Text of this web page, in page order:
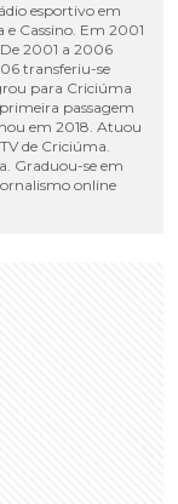
esportivo em
Cassino. Em 2001
2001 a 2006
transferiu-se
para Criciúma
passagem
em 2018. Atuou
de Criciúma.
Graduou-se em
online